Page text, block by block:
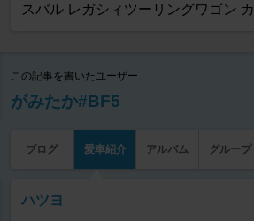
スバル レガシィツーリングワゴン
この記事を書いたユーザー
がみたか#BF5
ブログ 愛車紹介 アルバム グループ
ハツヨ